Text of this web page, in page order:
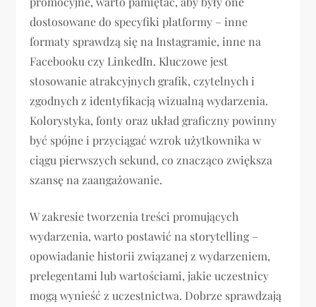
dostosowane do specyfiki platformy – inne
formaty sprawdzą się na Instagramie, inne na
Facebooku czy LinkedIn. Kluczowe jest
stosowanie atrakcyjnych grafik, czytelnych i
zgodnych z identyfikacją wizualną wydarzenia.
Kolorystyka, fonty oraz układ graficzny powinny
być spójne i przyciągać wzrok użytkownika w
ciągu pierwszych sekund, co znacząco zwiększa
szansę na zaangażowanie.
W zakresie tworzenia treści promujących
wydarzenia, warto postawić na storytelling –
opowiadanie historii związanej z wydarzeniem,
prelegentami lub wartościami, jakie uczestnicy
mogą wynieść z uczestnictwa. Dobrze sprawdzają